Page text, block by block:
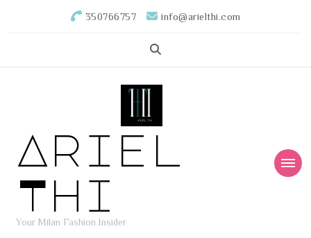
350766757 info@arielthi.com
Ariel
Thi
Your Milan Fashion Insider